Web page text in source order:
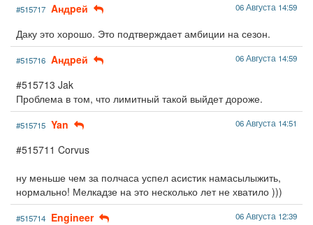
#515717 Aндpeй 06 Августа 14:59
Даку это хорошо. Это подтверждает амбиции на сезон.
#515716 Aндpeй 06 Августа 14:59
#515713 Jak
Проблема в том, что лимитный такой выйдет дороже.
#515715 Yan 06 Августа 14:51
#515711 Corvus
ну меньше чем за полчаса успел асистик намасылыжить,
нормально! Мелкадзе на это несколько лет не хватило )))
#515714 Engineer 06 Августа 12:39